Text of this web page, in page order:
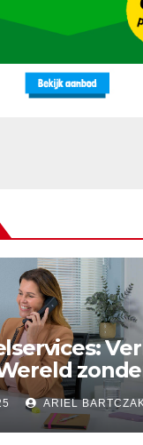
–
ARIEL